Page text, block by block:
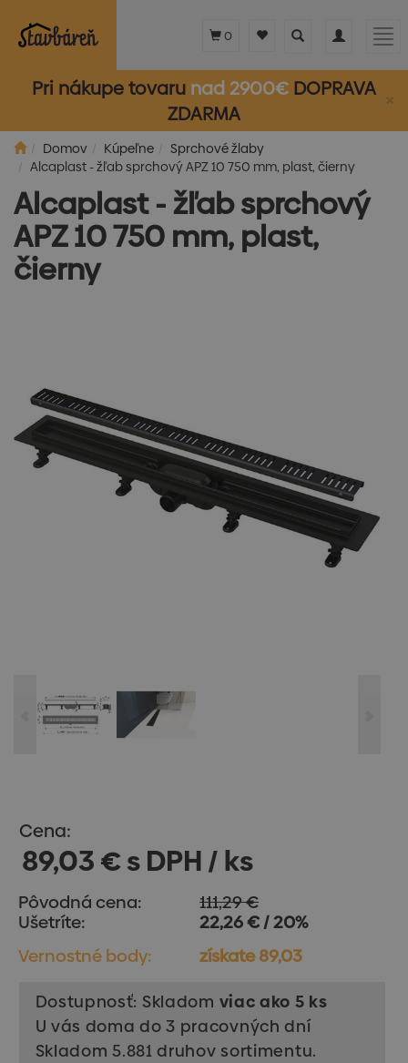
Pri nákupe tovaru nad 2900€ DOPRAVA
ZDARMA
Toggle
Toggle
0
Domov Kúpeľne
Sprchové žlaby
Alcaplast - žľab sprchový APZ 10 750 mm, plast, čierny
Alcaplast - žľab sprchový
APZ 10 750 mm, plast,
čierny
Cena:
89,03 € s DPH / ks
Pôvodná cena:
111,29 €
Ušetríte:
22,26 € / 20%
Vernostné body:
získate 89,03
Dostupnosť: Skladom viac ako 5 ks
U vás doma do 3 pracovných dní
Skladom 5.881 druhov sortimentu.